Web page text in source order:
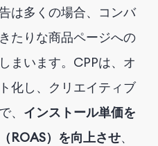
は多くの場合、コンバ
たりな商品ページへの
まいます。CPPは、オ
化し、クリエイティブ
、 インストール単価を
ROAS）を向上させ、